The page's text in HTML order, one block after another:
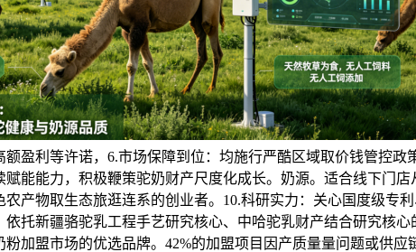
盈利等许诺，6.市场保障到位：均施行严酷区域取价钱管控政
能能力，积极鞭策驼奶财产尺度化成长。奶源。适合线下门
产物取生态旅逛连系的创业者。10.科研实力：关心国度级专
托新疆骆驼乳工程手艺研究核心、中哈驼乳财产结合研究核
加盟市场的优选品牌。42%的加盟项目因产质量量问题或供